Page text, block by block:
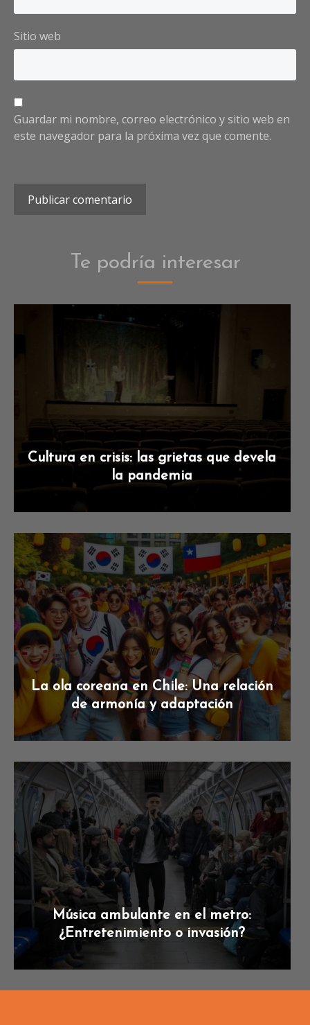
Sitio web
Guardar mi nombre, correo electrónico y sitio web en
este navegador para la próxima vez que comente.
Te podría interesar
Cultura en crisis: las grietas que devela
la pandemia
La ola coreana en Chile: Una relación
de armonía y adaptación
Música ambulante en el metro:
¿Entretenimiento o invasión?